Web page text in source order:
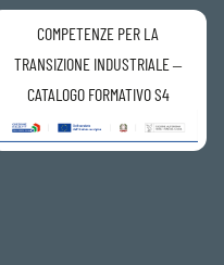
COMPETENZE PER LA
TRANSIZIONE INDUSTRIALE –
CATALOGO FORMATIVO S4